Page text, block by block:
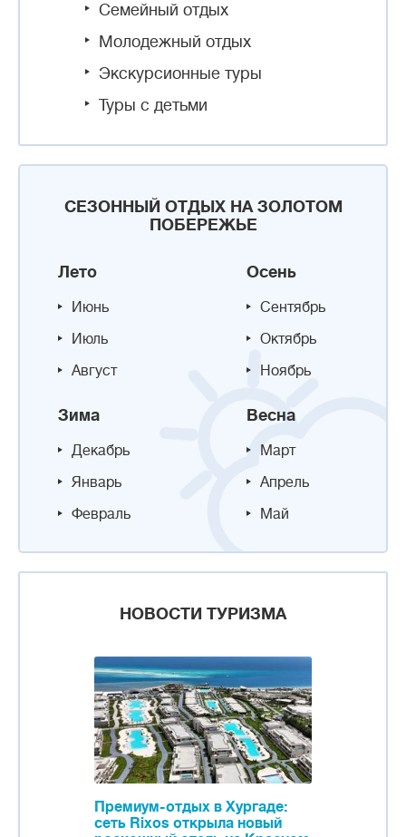
Семейный отдых
Молодежный отдых
Экскурсионные туры
Туры с детьми
СЕЗОННЫЙ ОТДЫХ НА ЗОЛОТОМ
ПОБЕРЕЖЬЕ
Лето
Июнь
Июль
Август
Осень
Сентябрь
Октябрь
Ноябрь
Зима
Декабрь
Январь
Февраль
Весна
Март
Апрель
Май
НОВОСТИ ТУРИЗМА
Премиум-отдых в Хургаде:
сеть Rixos открыла новый